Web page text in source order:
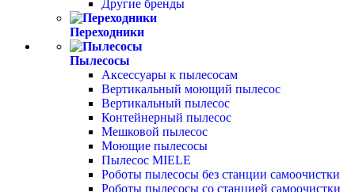
Другие бренды
Переходники
Пылесосы
Аксессуары к пылесосам
Вертикальный моющий пылесос
Вертикальный пылесос
Контейнерный пылесос
Мешковой пылесос
Моющие пылесосы
Пылесос MIELE
Роботы пылесосы без станции самоочистки
Роботы пылесосы со станцией самоочистки